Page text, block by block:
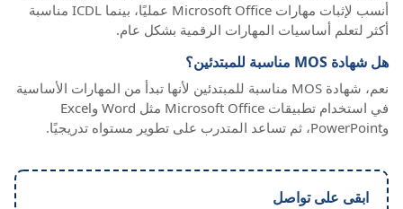
أنسب لإثبات مهارات Microsoft Office عمليًا، بينما ICDL مناسبة
أكثر لتعلم أساسيات المهارات الرقمية بشكل عام.
هل شهادة MOS مناسبة للمبتدئين؟
نعم، شهادة MOS مناسبة للمبتدئين لأنها تبدأ من المهارات الأساسية
في استخدام تطبيقات Microsoft Office مثل Word وExcel
وPowerPoint، ثم تساعد المتدرب على تطوير مستواه تدريجيًا.
ابقى على تواصل